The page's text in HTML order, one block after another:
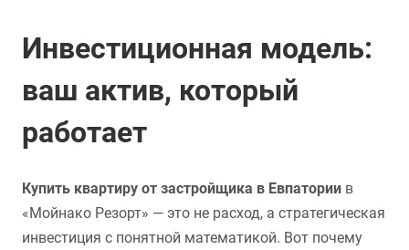
Инвестиционная модель:
ваш актив, который
работает
Купить квартиру от застройщика в Евпатории в
«Мойнако Резорт» — это не расход, а стратегическая
инвестиция с понятной математикой. Вот почему